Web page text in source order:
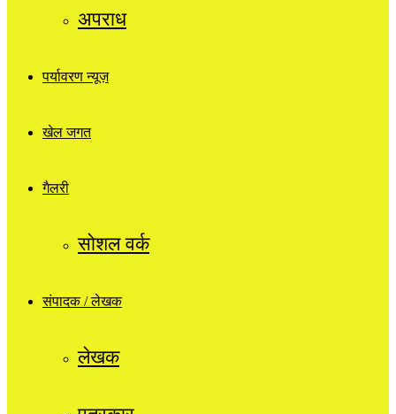
अपराध
पर्यावरण न्यूज़
खेल जगत
गैलरी
सोशल वर्क
संपादक / लेखक
लेखक